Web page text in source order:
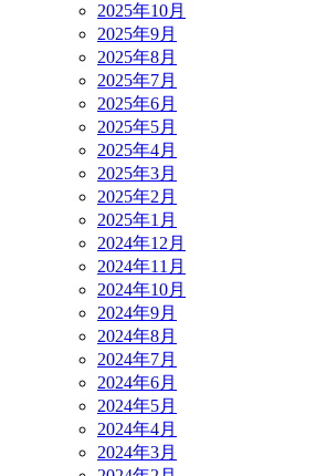
2025年10月
2025年9月
2025年8月
2025年7月
2025年6月
2025年5月
2025年4月
2025年3月
2025年2月
2025年1月
2024年12月
2024年11月
2024年10月
2024年9月
2024年8月
2024年7月
2024年6月
2024年5月
2024年4月
2024年3月